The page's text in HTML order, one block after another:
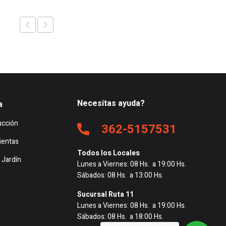
Jardín
Necesitas ayuda?
362-5157531
Todos los Locales
Lunes a Viernes: 08 Hs. a 19:00 Hs.
Sábados: 08 Hs. a 13:00 Hs.
Sucursal Ruta 11
Lunes a Viernes: 08 Hs. a 19:00 Hs.
Sábados: 08 Hs. a 18:00 Hs.